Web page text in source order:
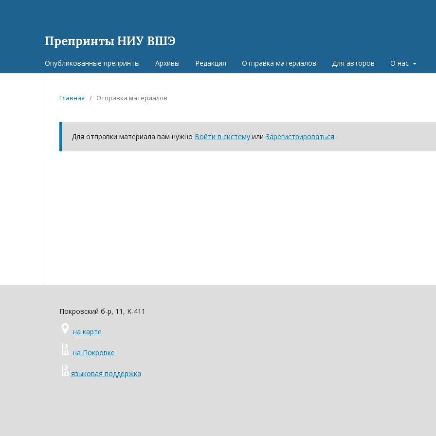
Препринты НИУ ВШЭ
Опубликованные препринты Архивы Редакция Отправка материалов Для авторов О нас
Главная / Отправка материалов
Для отправки материала вам нужно Войти в систему или Зарегистрироваться.
Покровский б-р, 11, K-411
на карте
на Покровке
языковая поддержка